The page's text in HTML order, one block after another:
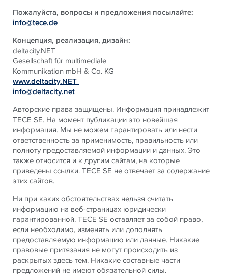
Пожалуйста, вопросы и предложения посылайте:
info@tece.de
Концепция, реализация, дизайн:
deltacity.NET
Gesellschaft für multimediale
Kommunikation mbH & Co. KG
www.deltacity.NET
info@deltacity.net
Авторские права защищены. Информация принадлежит
TECE SE. На момент публикации это новейшая
информация. Мы не можем гарантировать или нести
ответственность за применимость, правильность или
полноту предоставляемой информации и данных. Это
также относится и к другим сайтам, на которые
приведены ссылки. TECE SE не отвечает за содержание
этих сайтов.
Ни при каких обстоятельствах нельзя считать
информацию на веб-страницах юридически
гарантированной. TECE SE оставляет за собой право,
если необходимо, изменять или дополнять
предоставляемую информацию или данные. Никакие
правовые притязания не могут происходить из
раскрытых здесь тем. Никакие составные части
предложений не имеют обязательной силы.